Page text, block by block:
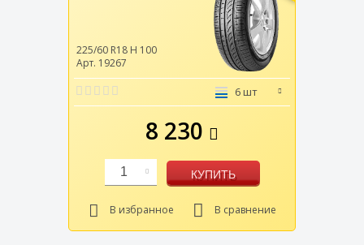
225/60 R18 H 100
Арт. 19267
6 шт
8 230
1 КУПИТЬ
В избранное В сравнение